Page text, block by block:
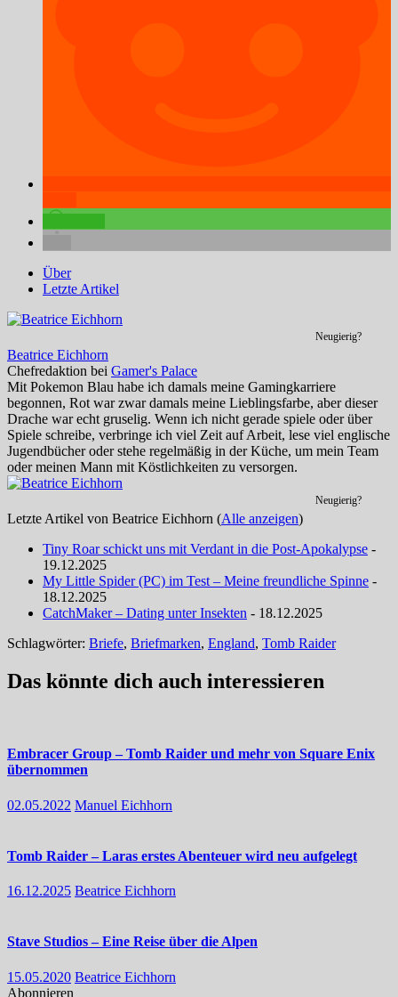
Über
Letzte Artikel
Neugierig?
Beatrice Eichhorn
Chefredaktion bei Gamer's Palace
Mit Pokemon Blau habe ich damals meine Gamingkarriere
begonnen, Rot war zwar damals meine Lieblingsfarbe, aber dieser
Drache war echt gruselig. Wenn ich nicht gerade spiele oder über
Spiele schreibe, verbringe ich viel Zeit auf Arbeit, lese viel englische
Jugendbücher oder stehe regelmäßig in der Küche, um mein Team
oder meinen Mann mit Köstlichkeiten zu versorgen.
Neugierig?
Letzte Artikel von Beatrice Eichhorn (Alle anzeigen)
Tiny Roar schickt uns mit Verdant in die Post-Apokalypse -
19.12.2025
My Little Spider (PC) im Test – Meine freundliche Spinne -
18.12.2025
CatchMaker – Dating unter Insekten - 18.12.2025
Schlagwörter: Briefe, Briefmarken, England, Tomb Raider
Das könnte dich auch interessieren
Embracer Group – Tomb Raider und mehr von Square Enix
übernommen
02.05.2022 Manuel Eichhorn
Tomb Raider – Laras erstes Abenteuer wird neu aufgelegt
16.12.2025 Beatrice Eichhorn
Stave Studios – Eine Reise über die Alpen
15.05.2020 Beatrice Eichhorn
Abonnieren